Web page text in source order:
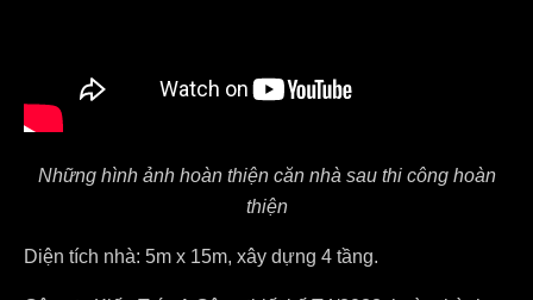
Những hình ảnh hoàn thiện căn nhà sau thi công hoàn
thiện
Diện tích nhà: 5m x 15m, xây dựng 4 tầng.